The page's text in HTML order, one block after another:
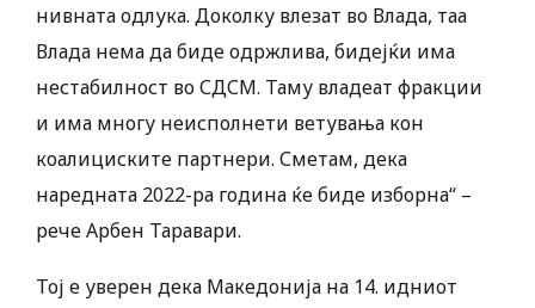
нивната одлука. Доколку влезат во Влада, таа
Влада нема да биде одржлива, бидејќи има
нестабилност во СДСМ. Таму владеат фракции
и има многу неисполнети ветувања кон
коалициските партнери. Сметам, дека
наредната 2022-ра година ќе биде изборна“ –
рече Арбен Таравари.
Тој е уверен дека Македонија на 14. идниот